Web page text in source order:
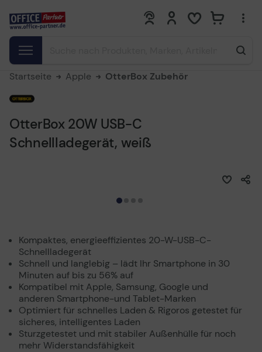
0 0
Startseite Apple OtterBox Zubehör
OtterBox 20W USB-C
Schnellladegerät, weiß
Kompaktes, energieeffizientes 20-W-USB-C-
Schnellladegerät
Schnell und langlebig – lädt Ihr Smartphone in 30
Minuten auf bis zu 56% auf
Kompatibel mit Apple, Samsung, Google und
anderen Smartphone-und Tablet-Marken
Optimiert für schnelles Laden & Rigoros getestet für
sicheres, intelligentes Laden
Sturzgetestet und mit stabiler Außenhülle für noch
mehr Widerstandsfähigkeit